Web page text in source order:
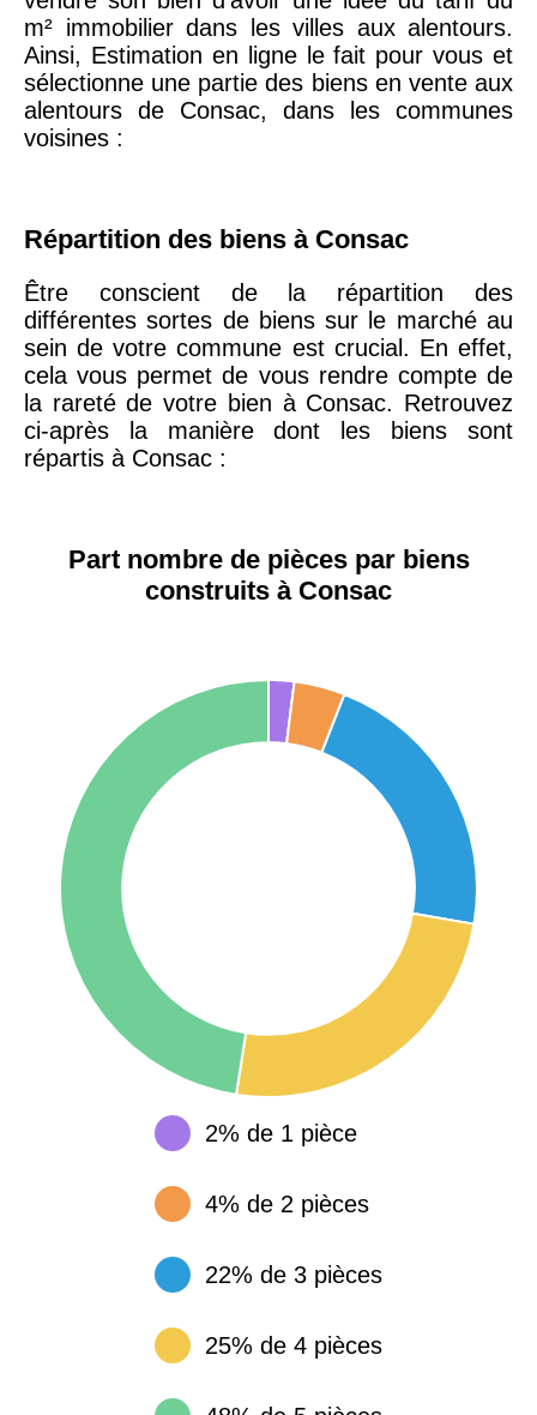
20ème
arrondissement
9 623 € 11 141 €
75019 -Paris
19ème
51100 -Reims 3 036 € 2 667 €
75013 -Paris
13ème
arrondissement
10 073 € 11 085 €
76600 -Le Havre
Étienne
Paris
arrondissement
15 155 €
83000 - Toulon
38000 - Grenoble 3 382 €
m² immobilier dans les villes aux alentours.
Ainsi, Estimation en ligne le fait pour vous et
sélectionne une partie des biens en vente aux
alentours de Consac, dans les communes
voisines :
Répartition des biens à Consac
Être conscient de la répartition des
différentes sortes de biens sur le marché au
sein de votre commune est crucial. En effet,
cela vous permet de vous rendre compte de
la rareté de votre bien à Consac. Retrouvez
ci-après la manière dont les biens sont
répartis à Consac :
Part nombre de pièces par biens
construits à Consac
2% de 1 pièce
4% de 2 pièces
22% de 3 pièces
25% de 4 pièces